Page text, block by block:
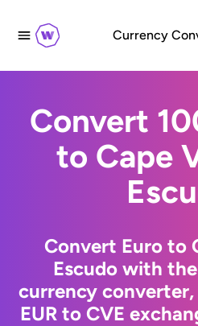
Currency
Convert
to Cape
Convert Euro to
Escudo with
currency
EUR to CVE